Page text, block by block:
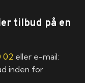
tilbud på en
02 eller e-mail:
inden for